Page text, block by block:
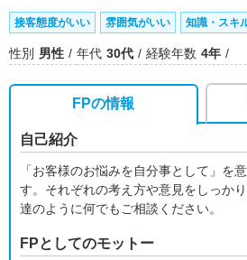
接客態度がいい 雰囲気がいい 知識・スキ
性別 男性 年代 30代 経験年数 4年
FPの情報
自己紹介
「お客様のお悩みを自分事として」を
す。それぞれの考え方や意見をしっか
達のように何でもご相談ください。
FPとしてのモットー